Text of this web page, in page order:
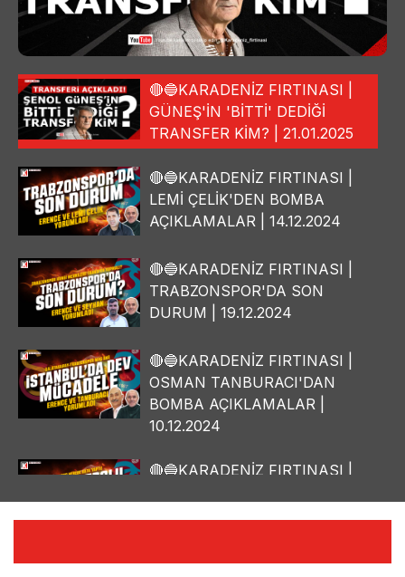
🔴🔵KARADENİZ FIRTINASI |
GÜNEŞ'İN 'BİTTİ' DEDİĞİ
TRANSFER KİM? | 21.01.2025
🔴🔵KARADENİZ FIRTINASI |
LEMİ ÇELİK'DEN BOMBA
AÇIKLAMALAR | 14.12.2024
🔴🔵KARADENİZ FIRTINASI |
TRABZONSPOR'DA SON
DURUM | 19.12.2024
🔴🔵KARADENİZ FIRTINASI |
OSMAN TANBURACI'DAN
BOMBA AÇIKLAMALAR |
10.12.2024
🔴🔵KARADENİZ FIRTINASI |
🔴🔵KARADENİZ FIRTINASI |